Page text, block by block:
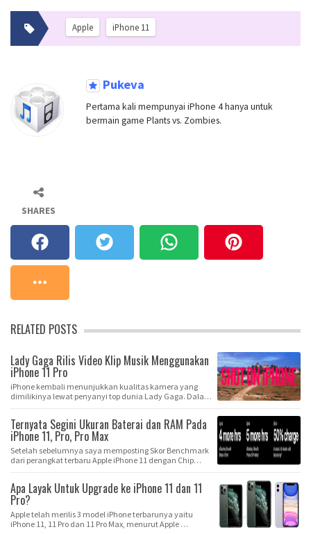
Apple iPhone 11
Pukeva
Pertama kali mempunyai iPhone 4 hanya untuk
bermain game Plants vs. Zombies.
SHARES
RELATED POSTS
Lady Gaga Rilis Video Klip Musik Menggunakan
iPhone 11 Pro
iPhone kembali menunjukkan kualitas kamera yang
dimilikinya lewat penyanyi top dunia Lady Gaga. Dala…
Ternyata Segini Ukuran Baterai dan RAM Pada
iPhone 11, Pro, Pro Max
Setelah sebelumnya saya memposting Skor Benchmark
dari perangkat terbaru Apple iPhone 11 dengan Chip…
Apa Layak Untuk Upgrade ke iPhone 11 dan 11
Pro?
Apple telah merilis 3 model iPhone terbarunya yaitu
iPhone 11, 11 Pro dan 11 Pro Max, menurut Apple …